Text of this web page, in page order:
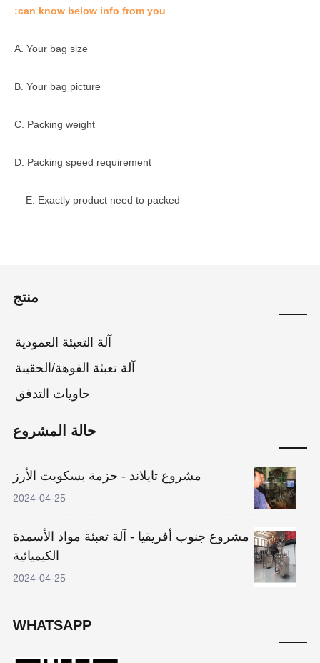
can know below info from you:
A. Your bag size
B. Your bag picture
C. Packing weight
D. Packing speed requirement
E. Exactly product need to packed
منتج
آلة التعبئة العمودية
آلة تعبئة الفوهة/الحقيبة
حاويات التدفق
حالة المشروع
مشروع تايلاند - حزمة بسكويت الأرز
2024-04-25
مشروع جنوب أفريقيا - آلة تعبئة مواد الأسمدة
الكيميائية
2024-04-25
WHATSAPP